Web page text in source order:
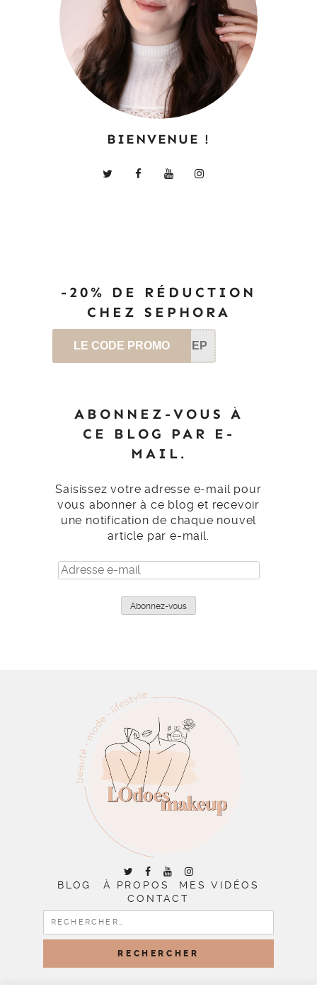
BIENVENUE !
-20% DE RÉDUCTION
CHEZ SEPHORA
LE CODE PROMO SEP
ABONNEZ-VOUS À
CE BLOG PAR E-
MAIL.
Saisissez votre adresse e-mail pour
vous abonner à ce blog et recevoir
une notification de chaque nouvel
article par e-mail.
Adresse
e-
Abonnez-vous
BLOG À PROPOS
MES VIDÉOS
CONTACT
RECHERCHER :